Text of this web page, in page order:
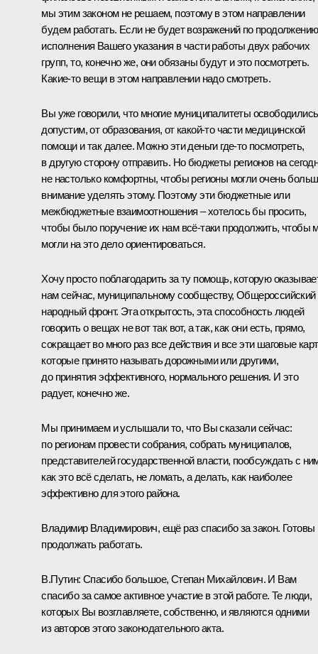
мы этим законом не решаем, поэтому в этом направлении
будем работать. Если не будет возражений по продолжению
исполнения Вашего указания в части работы двух рабочих
групп, то, конечно же, они обязаны будут и это посмотреть.
Какие‑то вещи в этом направлении надо смотреть.
Вы уже говорили, что многие муниципалитеты
допустим, от образования, от какой‑то части медицинской
помощи и так далее. Можно эти деньги где‑то посмотреть,
в другую сторону отправить. Но бюджеты регионов на
не настолько комфортны, чтобы регионы могли очень
внимание уделять этому. Поэтому эти бюджетные или
межбюджетные взаимоотношения – хотелось бы просить,
чтобы было поручение их нам всё‑таки продолжить, чтобы
могли на это дело ориентироваться.
Хочу просто поблагодарить за ту помощь, которую
нам сейчас, муниципальному сообществу, Общероссийский
народный фронт. Эта открытость, эта способность людей
говорить о вещах не вот так вот, а так, как они есть, прямо,
сокращает во много раз все действия и все эти шаговые
которые принято называть дорожными или другими,
до принятия эффективного, нормального решения. И это
радует, конечно же.
Мы принимаем и услышали то, что Вы сказали сейчас:
по регионам провести собрания, собрать муниципалов,
представителей государственной власти, пообсуждать с
как это всё сделать, не ломать, а делать, как наиболее
эффективно для этого района.
Владимир Владимирович, ещё раз спасибо за закон. Готовы
продолжать работать.
В.Путин: Спасибо большое, Степан Михайлович. И Вам
спасибо за самое активное участие в этой работе. Те люди,
которых Вы возглавляете, собственно, и являются одними
из авторов этого законодательного акта.